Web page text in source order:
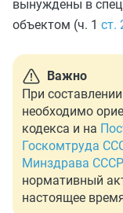
вынуждены в
объектом (ч. 1 ст.
Важно
При
необходимо
кодекса и на
Госкомтруда
Минздрава
нормативный
настоящее